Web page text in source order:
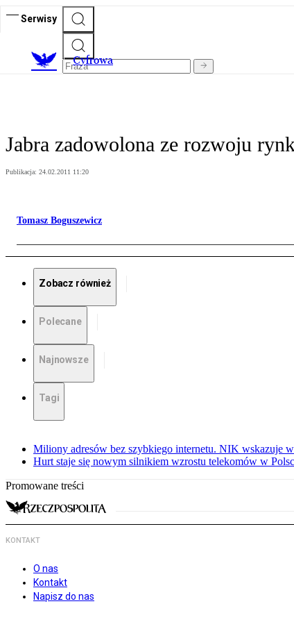
Serwisy
Cyfrowa
Jabra zadowolona ze rozwoju
Publikacja: 24.02.2011 11:20
Tomasz Boguszewicz
Zobacz również
Polecane
Najnowsze
Tagi
Miliony adresów bez szybkiego internetu. NIK wskazuje
Hurt staje się nowym silnikiem wzrostu telekomów w
Promowane treści
KONTAKT
O nas
Kontakt
Napisz do nas